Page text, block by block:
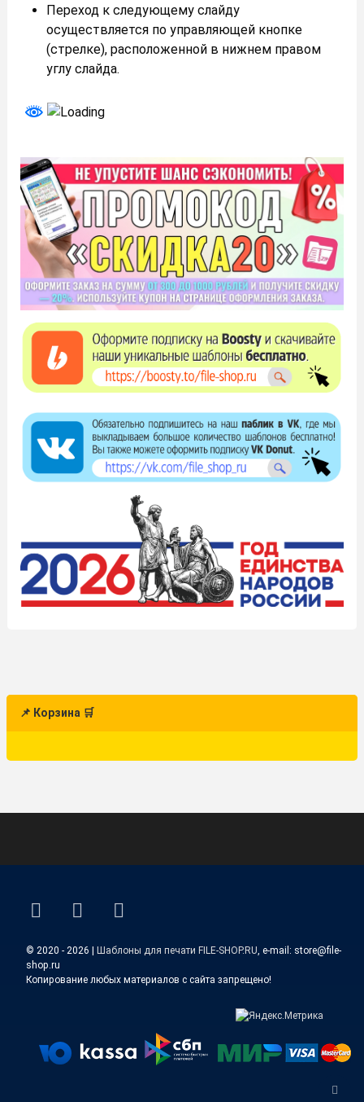
Переход к следующему слайду
осуществляется по управляющей кнопке
(стрелке), расположенной в нижнем правом
углу слайда.
📌 Корзина 🛒
ВКонтакте
YouTube
E-mail
© 2020 - 2026 | Шаблоны для печати FILE-SHOP.RU , e-mail: store@file-
shop.ru
Копирование любых материалов с сайта запрещено!